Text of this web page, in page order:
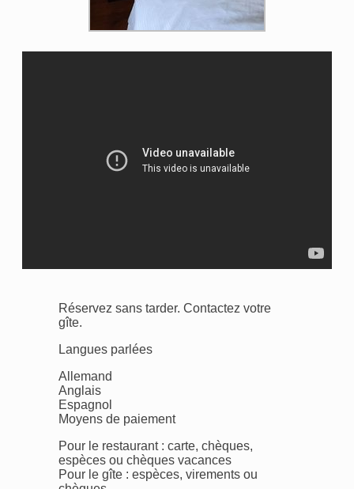
Réservez sans tarder. Contactez votre
gîte.
Langues parlées
Allemand
Anglais
Espagnol
Moyens de paiement
Pour le restaurant : carte, chèques,
espèces ou chèques vacances
Pour le gîte : espèces, virements ou